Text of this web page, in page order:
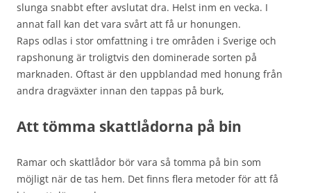
slunga snabbt efter avslutat dra. Helst inm en vecka. I
annat fall kan det vara svårt att få ur honungen.
Raps odlas i stor omfattning i tre områden i Sverige och
rapshonung är troligtvis den dominerade sorten på
marknaden. Oftast är den uppblandad med honung från
andra dragväxter innan den tappas på burk,
Att tömma skattlådorna på bin
Ramar och skattlådor bör vara så tomma på bin som
möjligt när de tas hem. Det finns flera metoder för att få